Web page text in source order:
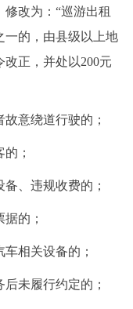
改为：“巡游出租
一的，由县级以上地
正，并处以200元
意绕道行驶的；
；
、违规收费的；
的；
相关设备的；
未履行约定的；